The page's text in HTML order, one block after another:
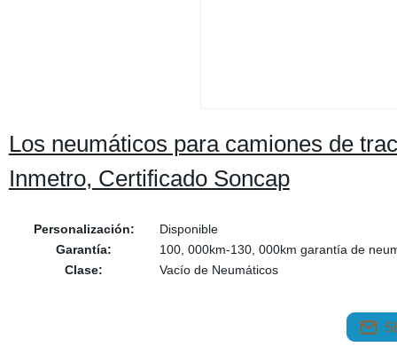
Los neumáticos para camiones de
Inmetro, Certificado Soncap
Personalización:
Disponible
Garantía:
100, 000km-130, 000km garantía de
Clase:
Vacío de Neumáticos